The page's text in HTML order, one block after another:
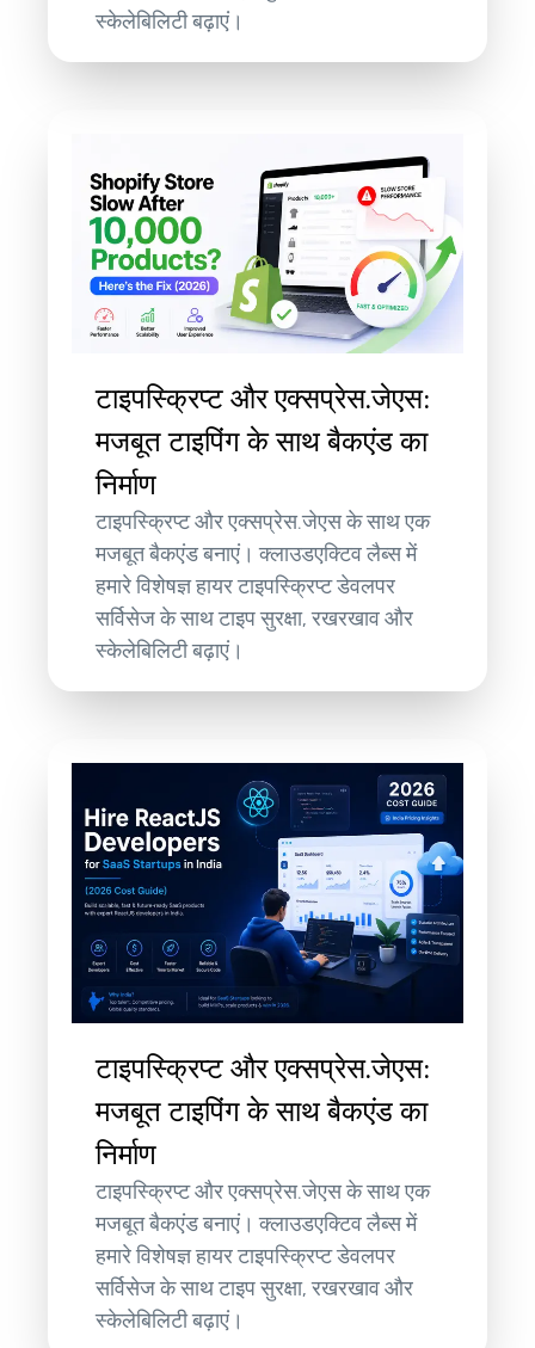
स्केलेबिलिटी बढ़ाएं।
टाइपस्क्रिप्ट और एक्सप्रेस.जेएस:
मजबूत टाइपिंग के साथ बैकएंड का
निर्माण
टाइपस्क्रिप्ट और एक्सप्रेस.जेएस के साथ एक
मजबूत बैकएंड बनाएं। क्लाउडएक्टिव लैब्स में
हमारे विशेषज्ञ हायर टाइपस्क्रिप्ट डेवलपर
सर्विसेज के साथ टाइप सुरक्षा, रखरखाव और
स्केलेबिलिटी बढ़ाएं।
टाइपस्क्रिप्ट और एक्सप्रेस.जेएस:
मजबूत टाइपिंग के साथ बैकएंड का
निर्माण
टाइपस्क्रिप्ट और एक्सप्रेस.जेएस के साथ एक
मजबूत बैकएंड बनाएं। क्लाउडएक्टिव लैब्स में
हमारे विशेषज्ञ हायर टाइपस्क्रिप्ट डेवलपर
सर्विसेज के साथ टाइप सुरक्षा, रखरखाव और
स्केलेबिलिटी बढ़ाएं।